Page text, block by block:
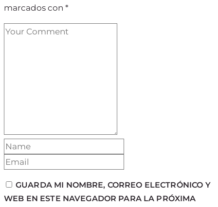
marcados con *
GUARDA MI NOMBRE, CORREO ELECTRÓNICO Y
WEB EN ESTE NAVEGADOR PARA LA PRÓXIMA